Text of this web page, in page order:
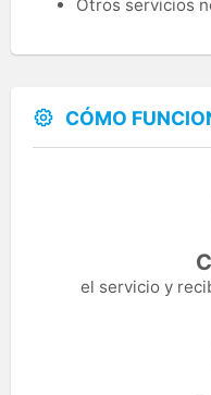
Otros servicios
CÓMO
el servicio y